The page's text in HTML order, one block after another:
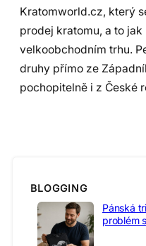
Kratomworld.cz, který
prodej kratomu, a to
velkoobchodním trhu.
druhy přímo ze
pochopitelně i z České
BLOGGING
Pánská
problém